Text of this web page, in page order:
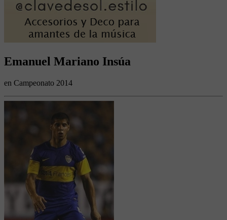
Emanuel Mariano Insúa
en Campeonato 2014